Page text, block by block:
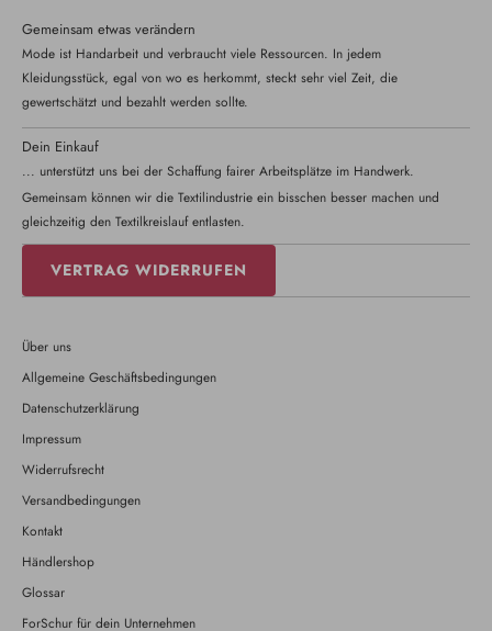
Gemeinsam etwas verändern
Mode ist Handarbeit und verbraucht viele Ressourcen. In jedem
Kleidungsstück, egal von wo es herkommt, steckt sehr viel Zeit, die
gewertschätzt und bezahlt werden sollte.
Dein Einkauf
... unterstützt uns bei der Schaffung fairer Arbeitsplätze im Handwerk.
Gemeinsam können wir die Textilindustrie ein bisschen besser machen und
gleichzeitig den Textilkreislauf entlasten.
VERTRAG WIDERRUFEN
Über uns
Allgemeine Geschäftsbedingungen
Datenschutzerklärung
Impressum
Widerrufsrecht
Versandbedingungen
Kontakt
Händlershop
Glossar
ForSchur für dein Unternehmen